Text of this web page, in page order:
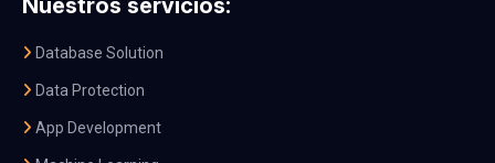
Nuestros servicios:
Database Solution
Data Protection
App Development